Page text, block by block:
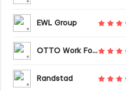
EWL Group
OTTO Work Force
Randstad